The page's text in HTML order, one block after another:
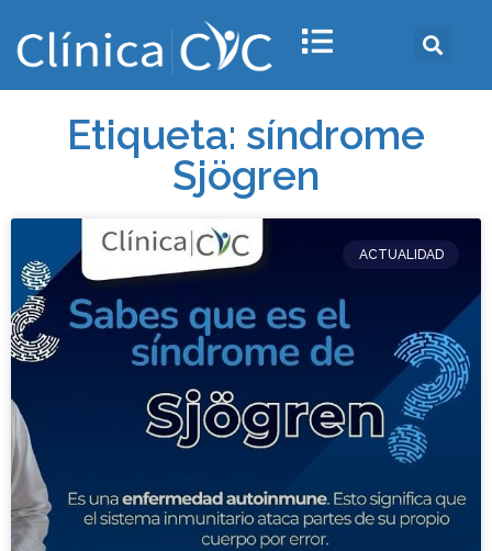
Etiqueta: síndrome
Sjögren
ACTUALIDAD